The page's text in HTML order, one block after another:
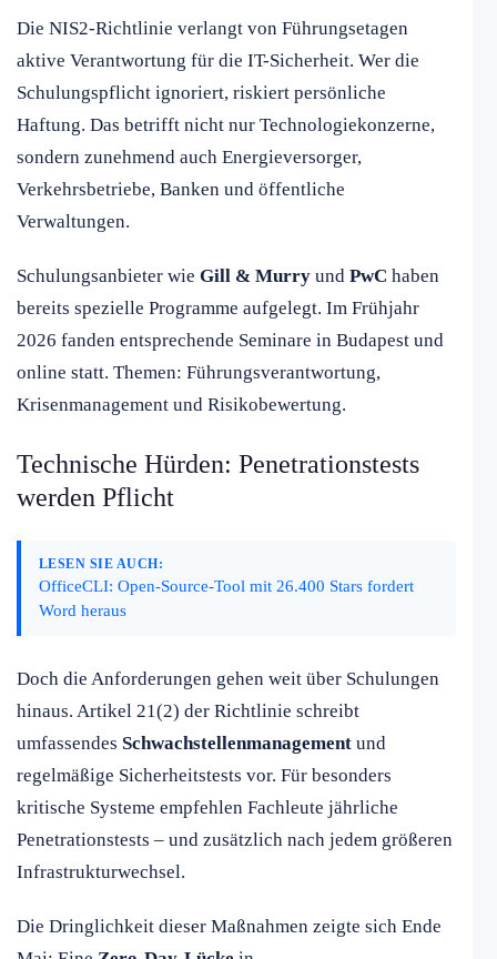
Die NIS2-Richtlinie verlangt von Führungsetagen
aktive Verantwortung für die IT-Sicherheit. Wer die
Schulungspflicht ignoriert, riskiert persönliche
Haftung. Das betrifft nicht nur Technologiekonzerne,
sondern zunehmend auch Energieversorger,
Verkehrsbetriebe, Banken und öffentliche
Verwaltungen.
Schulungsanbieter wie Gill & Murry und PwC haben
bereits spezielle Programme aufgelegt. Im Frühjahr
2026 fanden entsprechende Seminare in Budapest und
online statt. Themen: Führungsverantwortung,
Krisenmanagement und Risikobewertung.
Technische Hürden: Penetrationstests
werden Pflicht
LESEN SIE AUCH:
OfficeCLI: Open-Source-Tool mit 26.400 Stars fordert
Word heraus
Doch die Anforderungen gehen weit über Schulungen
hinaus. Artikel 21(2) der Richtlinie schreibt
umfassendes Schwachstellenmanagement und
regelmäßige Sicherheitstests vor. Für besonders
kritische Systeme empfehlen Fachleute jährliche
Penetrationstests – und zusätzlich nach jedem größeren
Infrastrukturwechsel.
Die Dringlichkeit dieser Maßnahmen zeigte sich Ende